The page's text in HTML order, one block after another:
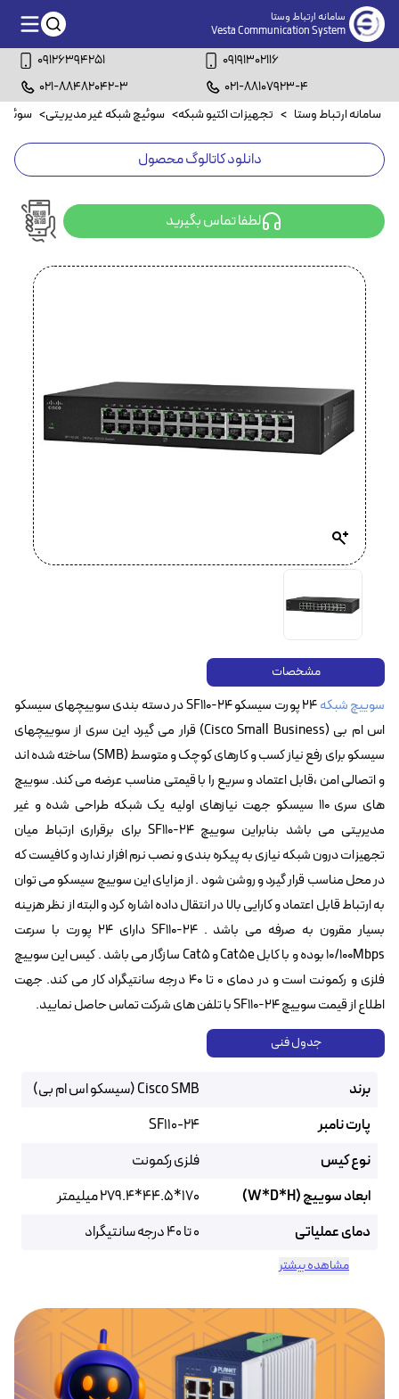
سامانه ارتباط وستا
Vesta Communication System
09126394251
09191302116
021-88482042-3
021-88107923-4
سامانه ارتباط وستا > تجهیزات اکتیو شبکه> سوئیچ شبکه غیر مدیریتی> سوئیچ
دانلود کاتالوگ محصول
لطفا تماس بگیرید
مشخصات
سوییچ شبکه
۲۴ پورت سیسکو SF110-24 در دسته بندی سوییچهای سیسکو
اس ام بی (Cisco Small Business) قرار می گیرد این سری از سوییچهای
سیسکو برای رفع نیاز کسب و کارهای کوچک و متوسط (SMB) ساخته شده اند
و اتصالی امن ،قابل اعتماد و سریع را با قیمتی مناسب عرضه می کند. سوییچ
های سری 110 سیسکو جهت نیازهای اولیه یک شبکه طراحی شده و غیر
مدیریتی می باشد بنابراین سوییچ SF110-24 برای برقراری ارتباط میان
تجهیزات درون شبکه نیازی به پیکره بندی و نصب نرم افزار ندارد و کافیست که
در محل مناسب قرار گیرد و روشن شود . از مزایای این سوییچ سیسکو می توان
به ارتباط قابل اعتماد و کارایی بالا در انتقال داده اشاره کرد و البته از نظر هزینه
بسیار مقرون به صرفه می باشد . SF110-24 دارای ۲۴ پورت با سرعت
10/100Mbps بوده و با کابل Cat5e و Cat5 سازگار می باشد . کیس این سوییچ
فلزی و رکمونت است و در دمای ۰ تا ۴۰ درجه سانتیگراد کار می کند. جهت
اطلاع از قیمت سوییچ SF110-24 با تلفن های شرکت تماس حاصل نمایید.
جدول فنی
برند
Cisco SMB (سیسکو اس ام بی)
پارت نامبر
SF110-24
نوع کیس
فلزی رکمونت
ابعاد سوییچ (W*D*H)
170*44.5*279.4 میلیمتر
دمای عملیاتی
0 تا 40 درجه سانتیگراد
مشاهده بیشتر